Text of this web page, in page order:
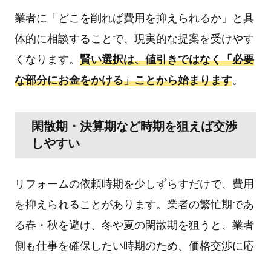
業者に「どこを削れば費用を抑えられるか」と具
体的に相談することで、現実的な提案を受けやす
くなります。 賢い選択は、値引きではなく「必要
な部分にお金をかける」ことから始まります。
閑散期・決算期など時期を狙えば交渉
しやすい
リフォームの依頼時期を少しずらすだけで、費用
を抑えられることがあります。業者の繁忙期であ
る春・秋を避け、冬や夏の閑散期を狙うと、業者
側も仕事を確保したい時期のため、価格交渉に応